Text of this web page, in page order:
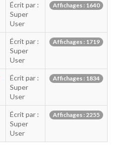
Écrit par :
Super
User
Affichages : 1640
Écrit par :
Super
User
Affichages : 1719
Écrit par :
Super
User
Affichages : 1834
Écrit par :
Super
User
Affichages : 2255